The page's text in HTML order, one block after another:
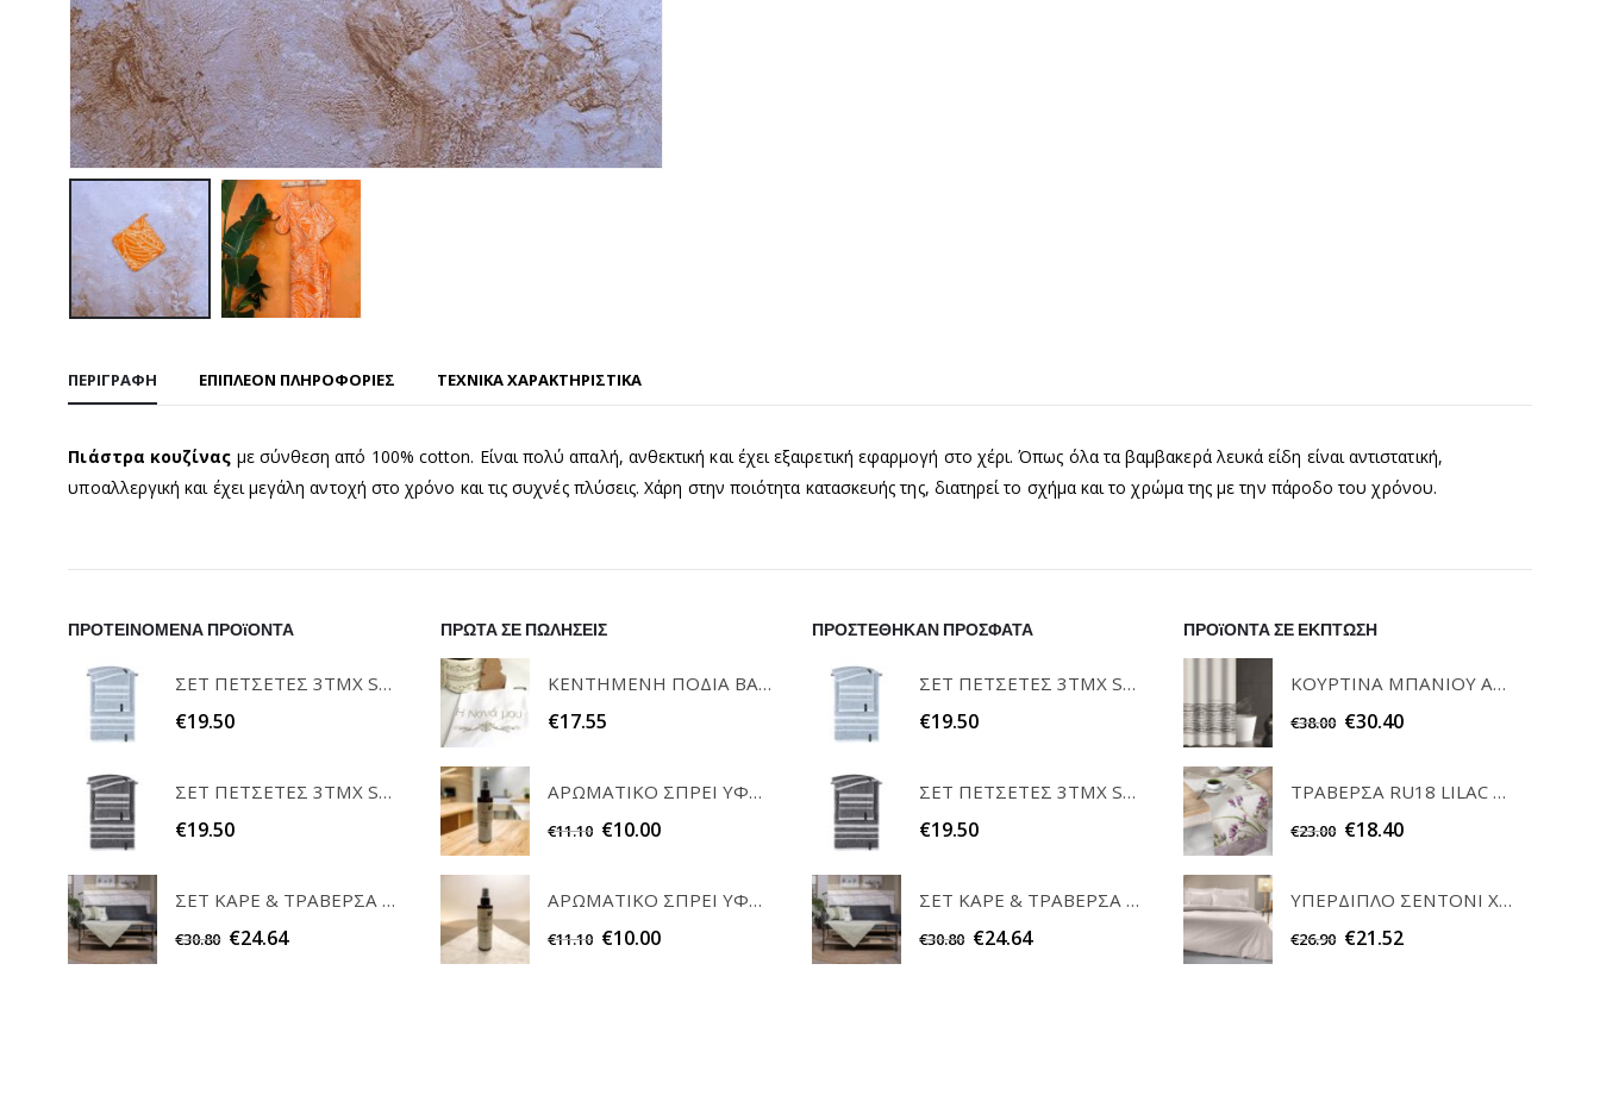
ΠΕΡΙΓΡΑΦΉ ΕΠΙΠΛΈΟΝ ΠΛΗΡΟΦΟΡΊΕΣ ΤΕΧΝΙΚΑ ΧΑΡΑΚΤΗΡΙΣΤΙΚΑ
Πιάστρα κουζίνας με σύνθεση από 100% cotton. Είναι πολύ απαλή, ανθεκτική και έχει εξαιρετική εφαρμογή στο χέρι. Όπως όλα τα βαμβακερά λευκά είδη είναι αντιστατική,
υποαλλεργική και έχει μεγάλη αντοχή στο χρόνο και τις συχνές πλύσεις. Χάρη στην ποιότητα κατασκευής της, διατηρεί το σχήμα και το χρώμα της με την πάροδο του χρόνου.
ΠΡΟΤΕΙΝΟΜΕΝΑ ΠΡΟϊΟΝΤΑ
ΣΕΤ ΠΕΤΣΕΤΕΣ 3ΤΜΧ SOFRANO CIELO GUY LAROCHE
€19.50
ΣΕΤ ΠΕΤΣΕΤΕΣ 3ΤΜΧ SOFRANO ANTHRACITE GUY LAROCHE
€19.50
ΣΕΤ ΚΑΡΕ & ΤΡΑΒΕΡΣΑ PEONY 08 TEORAN HOME & MORE
€30.80 €24.64
ΠΡΩΤΑ ΣΕ ΠΩΛΗΣΕΙΣ
ΚΕΝΤΗΜΕΝΗ ΠΟΔΙΑ ΒΑΦΤΙΣΗΣ "Η ΝΟΝΑ ΜΟΥ" RAISON D'ETRE
€17.55
ΑΡΩΜΑΤΙΚΟ ΣΠΡΕΙ ΥΦΑΣΜΑΤΩΝ WHITE MUSK 200ml ELEGANT
€11.10 €10.00
ΑΡΩΜΑΤΙΚΟ ΣΠΡΕΙ ΥΦΑΣΜΑΤΩΝ POWDER 200ml ELEGANT
€11.10 €10.00
ΠΡΟΣΤΕΘΗΚΑΝ ΠΡΟΣΦΑΤΑ
ΣΕΤ ΠΕΤΣΕΤΕΣ 3ΤΜΧ SOFRANO CIELO GUY LAROCHE
€19.50
ΣΕΤ ΠΕΤΣΕΤΕΣ 3ΤΜΧ SOFRANO ANTHRACITE GUY LAROCHE
€19.50
ΣΕΤ ΚΑΡΕ & ΤΡΑΒΕΡΣΑ PEONY 08 TEORAN HOME & MORE
€30.80 €24.64
ΠΡΟϊΟΝΤΑ ΣΕ ΕΚΠΤΩΣΗ
ΚΟΥΡΤΙΝΑ ΜΠΑΝΙΟΥ ΑΖΖΑΜ WENGE 180x185 GUY LAROCHΕ
€38.00 €30.40
ΤΡΑΒΕΡΣΑ RU18 LILAC SAINT CLAIR
€23.00 €18.40
ΥΠΕΡΔΙΠΛΟ ΣΕΝΤΟΝΙ ΧΩΡΙΣ ΛΑΣΤΙΧΟ 240X270 COLOR PLUS PERLA GUY LAROCHE
€26.90 €21.52